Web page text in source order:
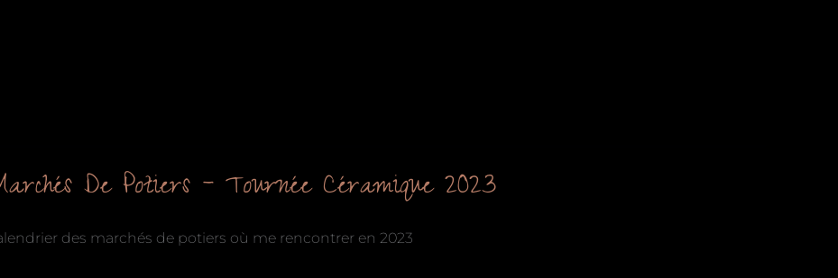
De Potiers – Tournée Céramique 2023
des marchés de potiers où me rencontrer en 2023